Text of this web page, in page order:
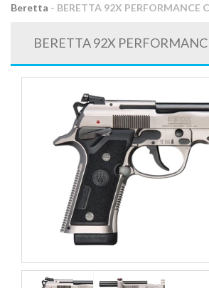
Beretta - BERETTA 92X PERFORMANCE
BERETTA 92X